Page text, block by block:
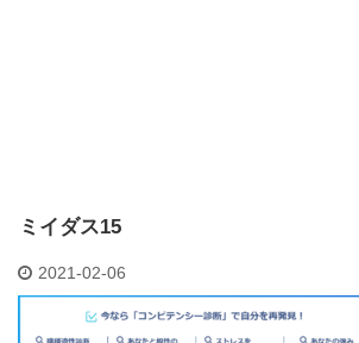
ミイダス15
2021-02-06